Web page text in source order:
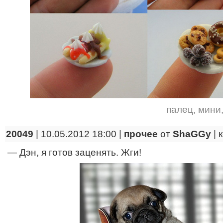
палец, мини
20049 | 10.05.2012 18:00 | прочее от ShaGGy
— Дэн, я готов заценять. Жги!